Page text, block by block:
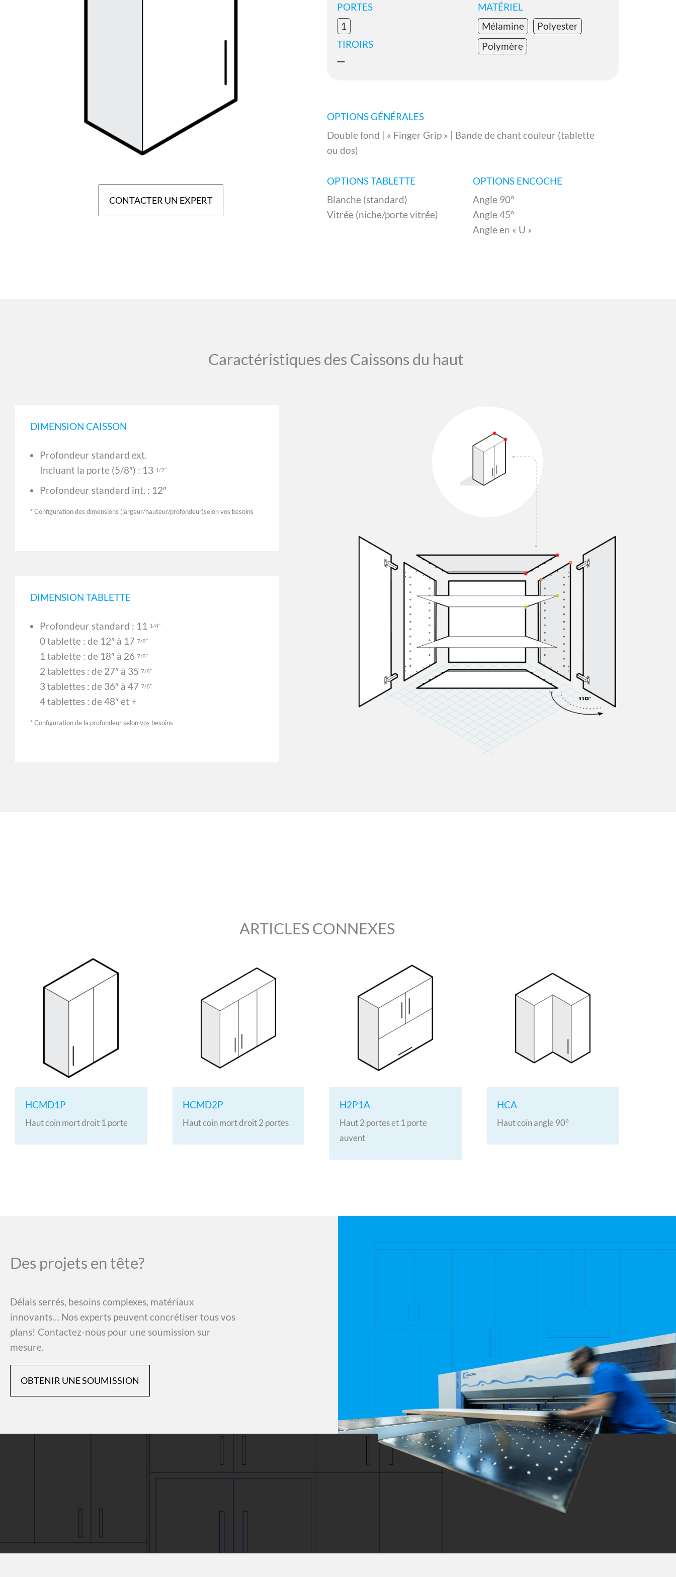
CONTACTER UN EXPERT
PORTES
1
TIROIRS
MATÉRIEL
Mélamine
Polyester
Polymère
OPTIONS GÉNÉRALES
Double fond | « Finger Grip » | Bande de chant couleur (tablette
ou dos)
OPTIONS TABLETTE
Blanche (standard)
Vitrée (niche/porte vitrée)
OPTIONS ENCOCHE
Angle 90°
Angle 45°
Angle en « U »
Caractéristiques des Caissons du haut
DIMENSION CAISSON
Profondeur standard ext.
Incluant la porte (5/8″) : 13 1⁄2″
Profondeur standard int. : 12″
* Configuration des dimensions (largeur/hauteur/profondeur)selon vos besoins
DIMENSION TABLETTE
Profondeur standard : 11 1⁄4″
0 tablette : de 12″ à 17 7/8″
1 tablette : de 18″ à 26 7/8″
2 tablettes : de 27″ à 35 7/8″
3 tablettes : de 36″ à 47 7/8″
4 tablettes : de 48″ et +
* Configuration de la profondeur selon vos besoins
ARTICLES CONNEXES
HCMD1P
Haut coin mort droit 1 porte
HCMD2P
Haut coin mort droit 2 portes
H2P1A
Haut 2 portes et 1 porte
auvent
HCA
Haut coin angle 90°
Des projets en tête?
Délais serrés, besoins complexes, matériaux
innovants… Nos experts peuvent concrétiser tous vos
plans! Contactez-nous pour une soumission sur
mesure.
OBTENIR UNE SOUMISSION